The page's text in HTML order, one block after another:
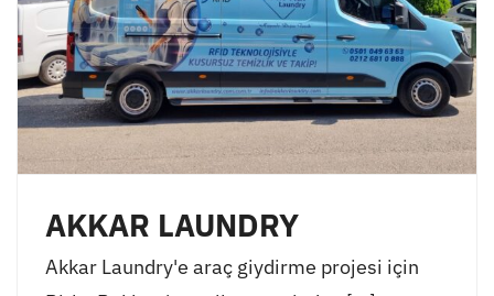
AKKAR LAUNDRY
Akkar Laundry'e araç giydirme projesi için